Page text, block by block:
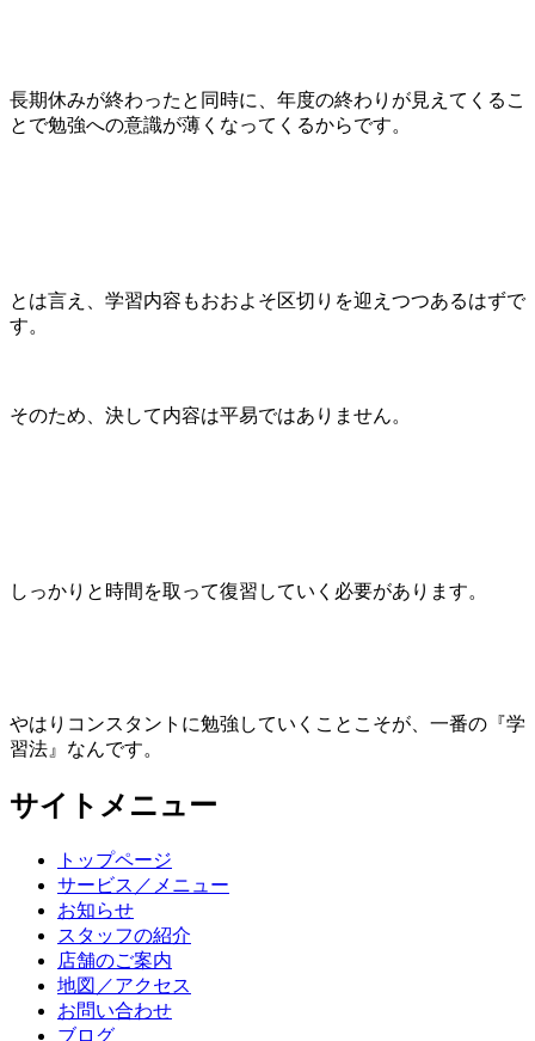
長期休みが終わったと同時に、年度の終わりが見えてくるこ
とで勉強への意識が薄くなってくるからです。
とは言え、学習内容もおおよそ区切りを迎えつつあるはずで
す。
そのため、決して内容は平易ではありません。
しっかりと時間を取って復習していく必要があります。
やはりコンスタントに勉強していくことこそが、一番の『学
習法』なんです。
サイトメニュー
トップページ
サービス／メニュー
お知らせ
スタッフの紹介
店舗のご案内
地図／アクセス
お問い合わせ
ブログ